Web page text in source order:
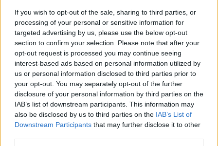
If you wish to opt-out of the sale, sharing to third parties, or
processing of your personal or sensitive information for
targeted advertising by us, please use the below opt-out
section to confirm your selection. Please note that after your
opt-out request is processed you may continue seeing
interest-based ads based on personal information utilized by
us or personal information disclosed to third parties prior to
your opt-out. You may separately opt-out of the further
disclosure of your personal information by third parties on the
IAB’s list of downstream participants. This information may
also be disclosed by us to third parties on the IAB’s List of
Downstream Participants that may further disclose it to other
pomoći u kontroli gladi.
Evo nekoliko razloga zašto su makadamija oraščići
dobri za mršavljenje:
Imaju zdrave masti koje vam pomažu da se
osjećate sito.
Dobar su izvor vlakana koja usporavaju
probavu i održavaju osjećaj sitosti.
Lako ih je dodati mnogim različitim jelima.
Odabir makadamije može vam pomoći da se